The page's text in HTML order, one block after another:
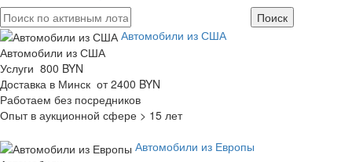
Автомобили из США
Автомобили из США
Услуги 800 BYN
Доставка в Минск от 2400 BYN
Работаем без посредников
Опыт в аукционной сфере > 15 лет
Автомобили из Европы